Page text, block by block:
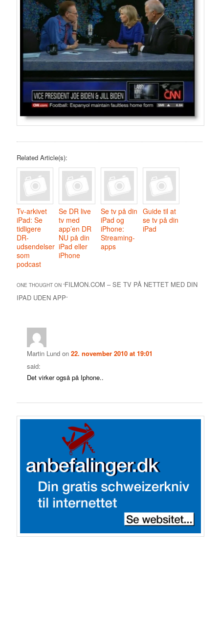
Related Article(s):
Tv-arkivet
iPad: Se
tidligere
DR-
udsendelser
som
podcast
Se DR live
tv med
app’en DR
NU på din
iPad eller
iPhone
Se tv på din
iPad og
iPhone:
Streaming-
apps
Guide til at
se tv på din
iPad
ONE THOUGHT ON “FILMON.COM – SE TV PÅ NETTET MED DIN
IPAD UDEN APP”
Martin Lund on22. november 2010 at 19:01
said:
Det virker også på Iphone..